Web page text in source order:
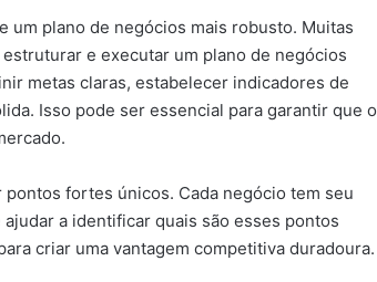
plano de negócios mais robusto. Muitas
e executar um plano de negócios
metas claras, estabelecer indicadores de
Isso pode ser essencial para garantir que o
fortes únicos. Cada negócio tem seu
a identificar quais são esses pontos
criar uma vantagem competitiva duradoura.